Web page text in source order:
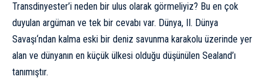
Transdinyester’i neden bir ulus olarak görmeliyiz? Bu en çok
duyulan argüman ve tek bir cevabı var. Dünya,
II. Dünya
Savaşı‘ndan kalma eski bir deniz savunma karakolu üzerinde yer
alan ve dünyanın en küçük ülkesi olduğu düşünülen Sealand’ı
tanımıştır.